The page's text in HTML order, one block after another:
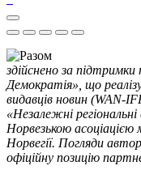
здійснено за
Демократія», що
видавців новин (WAN-
«Незалежні
Норвезькою асоціацією
Норвегії. Погляди
офіційну позицію